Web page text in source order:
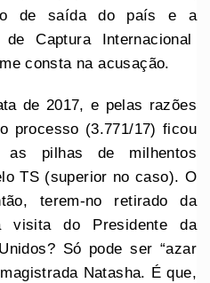
de saída do país e a
Captura Internacional
consta na acusação.
de 2017, e pelas razões
processo (3.771/17) ficou
pilhas de milhentos
TS (superior no caso). O
terem-no retirado da
visita do Presidente da
Só pode ser “azar
Natasha. É que,